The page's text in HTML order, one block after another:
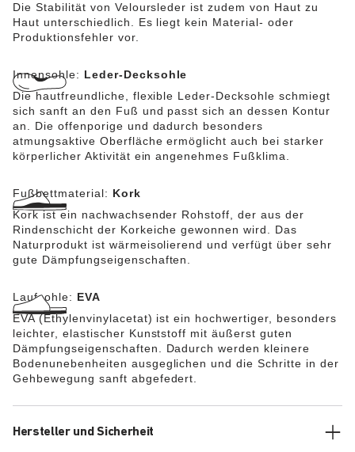
Die Stabilität von Veloursleder ist zudem von Haut zu
Haut unterschiedlich. Es liegt kein Material- oder
Produktionsfehler vor.
Innensohle: Leder-Decksohle
Die hautfreundliche, flexible Leder-Decksohle schmiegt
sich sanft an den Fuß und passt sich an dessen Kontur
an. Die offenporige und dadurch besonders
atmungsaktive Oberfläche ermöglicht auch bei starker
körperlicher Aktivität ein angenehmes Fußklima.
Fußbettmaterial: Kork
Kork ist ein nachwachsender Rohstoff, der aus der
Rindenschicht der Korkeiche gewonnen wird. Das
Naturprodukt ist wärmeisolierend und verfügt über sehr
gute Dämpfungseigenschaften.
Laufsohle: EVA
EVA (Ethylenvinylacetat) ist ein hochwertiger, besonders
leichter, elastischer Kunststoff mit äußerst guten
Dämpfungseigenschaften. Dadurch werden kleinere
Bodenunebenheiten ausgeglichen und die Schritte in der
Gehbewegung sanft abgefedert.
Hersteller und Sicherheit